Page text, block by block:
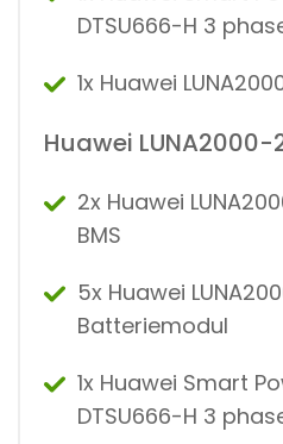
DTSU666-H 3
1x Huawei
Huawei LUNA2000-
2x Huawei
BMS
5x Huawei
Batteriemodul
1x Huawei Smart
DTSU666-H 3